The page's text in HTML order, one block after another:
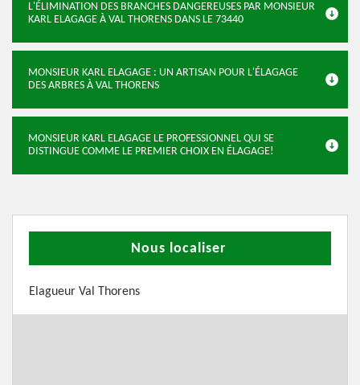
L'ÉLIMINATION DES BRANCHES DANGEREUSES PAR MONSIEUR
KARL ELAGAGE À VAL THORENS DANS LE 73440
MONSIEUR KARL ELAGAGE : UN ARTISAN POUR L'ÉLAGAGE
DES ARBRES À VAL THORENS
MONSIEUR KARL ELAGAGE LE PROFESSIONNEL QUI SE
DISTINGUE COMME LE PREMIER CHOIX EN ÉLAGAGE!
Nous localiser
Elagueur Val Thorens